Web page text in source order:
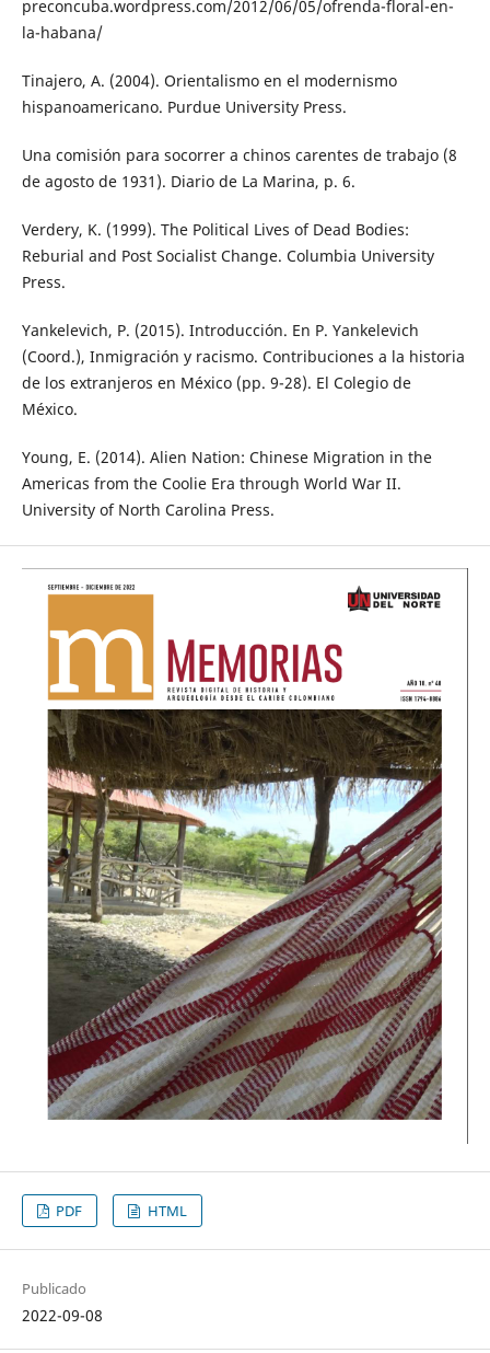
preconcuba.wordpress.com/2012/06/05/ofrenda-floral-en-
la-habana/
Tinajero, A. (2004). Orientalismo en el modernismo
hispanoamericano. Purdue University Press.
Una comisión para socorrer a chinos carentes de trabajo (8
de agosto de 1931). Diario de La Marina, p. 6.
Verdery, K. (1999). The Political Lives of Dead Bodies:
Reburial and Post Socialist Change. Columbia University
Press.
Yankelevich, P. (2015). Introducción. En P. Yankelevich
(Coord.), Inmigración y racismo. Contribuciones a la historia
de los extranjeros en México (pp. 9-28). El Colegio de
México.
Young, E. (2014). Alien Nation: Chinese Migration in the
Americas from the Coolie Era through World War II.
University of North Carolina Press.
PDF HTML
Publicado
2022-09-08